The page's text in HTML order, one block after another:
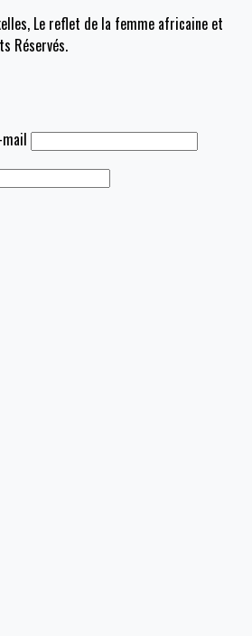
Le reflet de la femme africaine et
Réservés.